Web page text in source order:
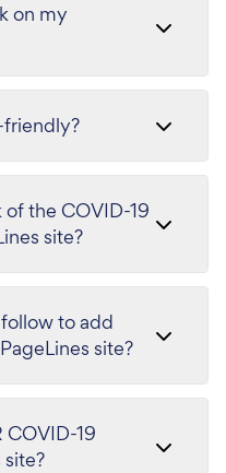
on my
the COVID-19
site?
to add
site?
COVID-19